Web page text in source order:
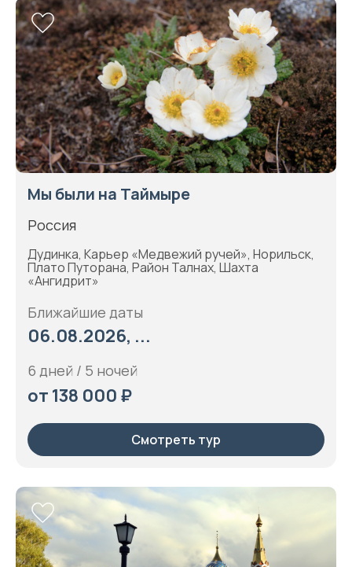
Мы были на Таймыре
Россия
Дудинка, Карьер «Медвежий ручей», Норильск,
Плато Путорана, Район Талнах, Шахта
«Ангидрит»
Ближайшие даты
06.08.2026, ...
6 дней / 5 ночей
от 138 000 ₽
Смотреть тур